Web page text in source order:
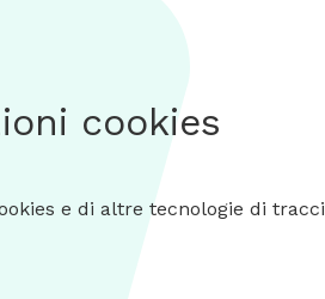
cookies
e di altre tecnologie di